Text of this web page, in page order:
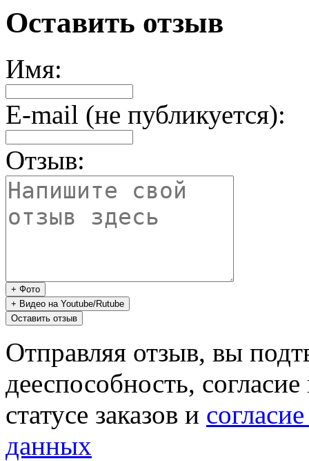
Оставить отзыв
Имя:
E-mail (не публикуется):
Отзыв:
Отправляя отзыв, вы
дееспособность,
статусе заказов и
данных